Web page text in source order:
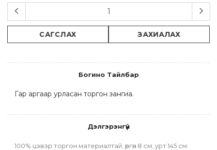
САГСЛАХ ЗАХИАЛАХ
Богино Тайлбар
Гар аргаар урласан торгон зангиа.
Дэлгэрэнгүй
100% цэвэр торгон материалтай, өргөн 8 см, урт 145 см.